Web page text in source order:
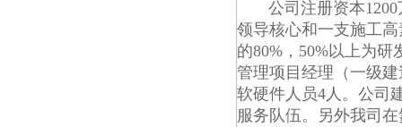
公司注册资本1200
领导核心和一支施工
的80%，50%以上为
管理项目经理（一级
软硬件人员4人。公司
服务队伍。另外我司